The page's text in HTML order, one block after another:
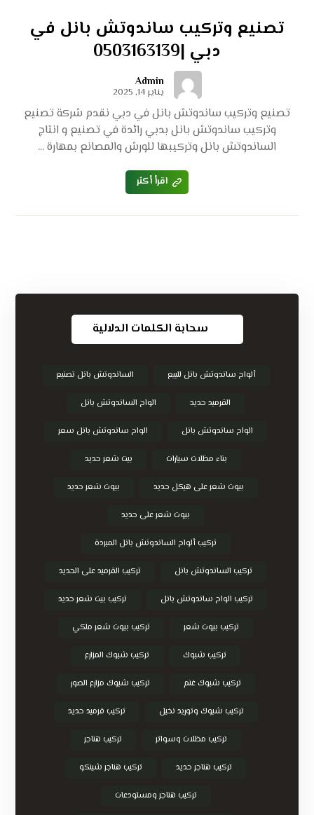
تصنيع وتركيب ساندوتش بانل في
دبي |0503163139
Admin
يناير 14, 2025
تصنيع وتركيب ساندوتش بانل في دبي نقدم شركة تصنيع
وتركيب ساندوتش بانل بدبي رائدة في تصنيع و انتاج
الساندوتش بانل وتركيبها للورش والمصانع بمهارة ...
اقرأ أكثر
سحابة الكلمات الدلالية
ألواح ساندوتش بانل للبيع الساندوتش بانل تصنيع
القرميد حديد الواح الساندوتش بانل
الواح ساندوتش بانل الواح ساندوتش بانل سعر
بناء مظلات سيارات بيت شعر حديد
بيوت شعر على هيكل حديد بيوت شعر حديد
بيوت شعر على حديد
تركيب ألواح الساندوتش بانل المبردة
تركيب الساندوتش بانل تركيب القرميد على الحديد
تركيب الواح ساندوتش بانل تركيب بيت شعر حديد
تركيب بيوت شعر تركيب بيوت شعر ملكي
تركيب شبوك تركيب شبوك المزارع
تركيب شبوك غنم تركيب شبوك مزارع الصور
تركيب شبوك وتوريد نخيل تركيب قرميد حديد
تركيب مظلات وسواتر تركيب هناجر
تركيب هناجر حديد تركيب هناجر شينكو
تركيب هناجر ومستودعات